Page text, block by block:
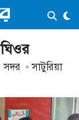
ঘিওর
সদর
সাটুরিয়া